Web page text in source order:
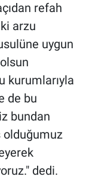
refah
arzu
uygun
kurumlarıyla
de bu
bundan
olduğumuz
dedi.